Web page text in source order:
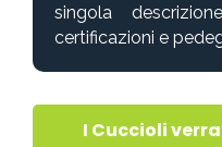
singola
certificazioni e
I Cuccioli